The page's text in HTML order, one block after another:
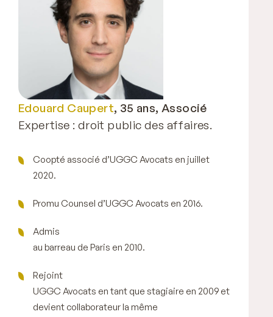
Edouard Caupert, 35 ans, Associé
Expertise : droit public des affaires.
Coopté associé d’UGGC Avocats en juillet
2020.
Promu Counsel d’UGGC Avocats en 2016.
Admis
au barreau de Paris en 2010.
Rejoint
UGGC Avocats en tant que stagiaire en 2009 et
devient collaborateur la même